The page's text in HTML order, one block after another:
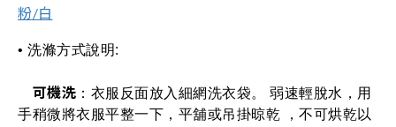
粉/白
• 洗滌方式說明:
可機洗 ：衣服反面放入細網洗衣袋。 弱速輕脫水，用
手稍微將衣服平整一下，平舖或吊掛晾乾 ，不可烘乾以